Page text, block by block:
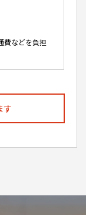
費などを負担
す